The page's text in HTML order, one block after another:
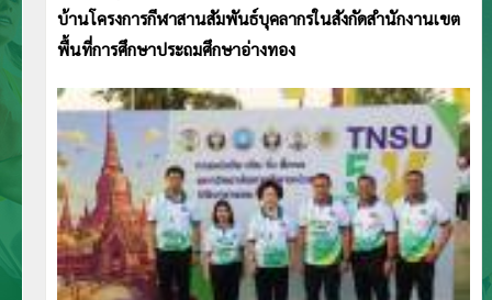
บ้านโครงการกีฬาสานสัมพันธ์บุคลากรในสังกัดสำนักงานเขต
พื้นที่การศึกษาประถมศึกษาอ่างทอง